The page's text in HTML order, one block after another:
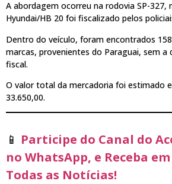
A abordagem ocorreu na rodovia SP-327,
Hyundai/HB 20 foi fiscalizado pelos
Dentro do veículo, foram encontrados
marcas, provenientes do Paraguai, sem a
fiscal.
O valor total da mercadoria foi estimado
33.650,00.
📱 Participe do Canal do
no WhatsApp, e Receba
Todas as Notícias!